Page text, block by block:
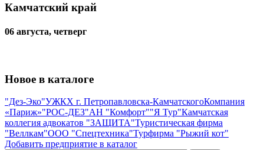
Камчатский край
06 августа, четверг
Новое в каталоге
"Дез-Эко"УЖКХ г. Петропавловска-КамчатскогоКомпания
«Париж»"РОС-ДЕЗ"АН "Комфорт""Я Тур"Камчатская
коллегия адвокатов "ЗАЩИТА"Туристическая фирма
"Веллкам"ООО "Спецтехника"Турфирма "Рыжий кот"
Добавить предприятие в каталог